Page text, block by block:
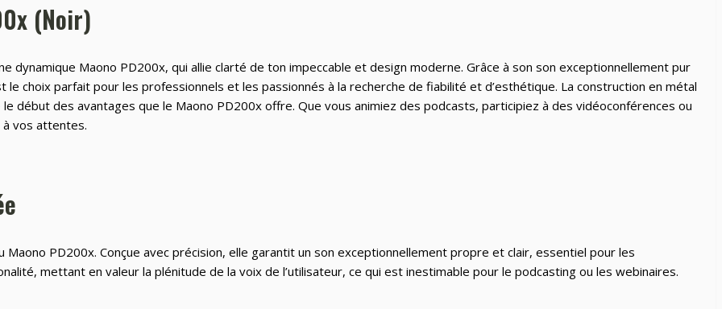
(Noir)
dynamique Maono PD200x, qui allie clarté de ton impeccable et design moderne. Grâce à son son exceptionnellement pur
choix parfait pour les professionnels et les passionnés à la recherche de fiabilité et d’esthétique. La construction en métal
début des avantages que le Maono PD200x offre. Que vous animiez des podcasts, participiez à des vidéoconférences ou
vos attentes.
Maono PD200x. Conçue avec précision, elle garantit un son exceptionnellement propre et clair, essentiel pour les
mettant en valeur la plénitude de la voix de l’utilisateur, ce qui est inestimable pour le podcasting ou les webinaires.